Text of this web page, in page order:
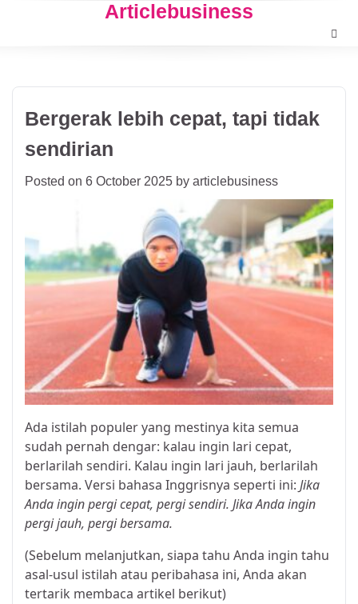
Articlebusiness
Bergerak lebih cepat, tapi tidak
sendirian
Posted on 6 October 2025 by articlebusiness
Ada istilah populer yang mestinya kita semua
sudah pernah dengar: kalau ingin lari cepat,
berlarilah sendiri. Kalau ingin lari jauh, berlarilah
bersama. Versi bahasa Inggrisnya seperti ini: Jika
Anda ingin pergi cepat, pergi sendiri. Jika Anda ingin
pergi jauh, pergi bersama.
(Sebelum melanjutkan, siapa tahu Anda ingin tahu
asal-usul istilah atau peribahasa ini, Anda akan
tertarik membaca artikel berikut)